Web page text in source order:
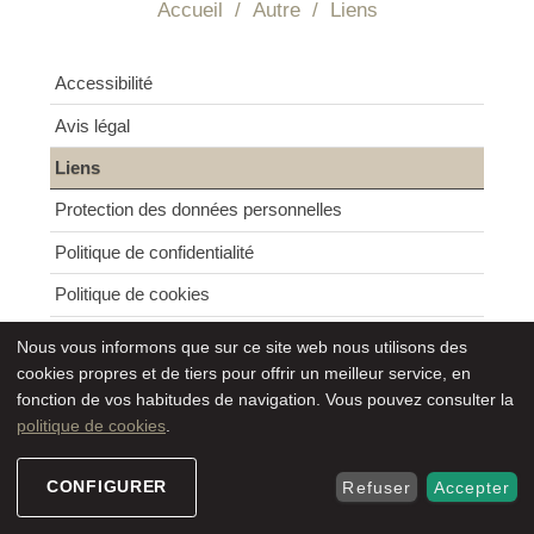
Accueil / Autre / Liens
Accessibilité
Avis légal
Liens
Protection des données personnelles
Politique de confidentialité
Politique de cookies
Registre des activités de traitement
GENERALITAT DE CATALUNYA
PAERIA DE LLEIDA
Nous vous informons que sur ce site web nous utilisons des
cookies propres et de tiers pour offrir un meilleur service, en
fonction de vos habitudes de navigation. Vous pouvez consulter la
politique de cookies
CONFIGURER Refuser Accepter